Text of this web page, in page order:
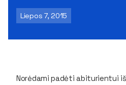
Liepos 7, 2015
Norėdami padėti abiturientui